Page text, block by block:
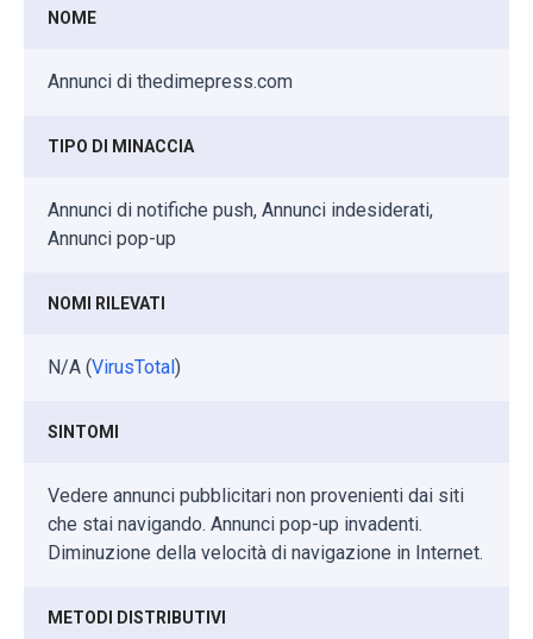
NOME
Annunci di thedimepress.com
TIPO DI MINACCIA
Annunci di notifiche push, Annunci indesiderati,
Annunci pop-up
NOMI RILEVATI
N/A (VirusTotal )
SINTOMI
Vedere annunci pubblicitari non provenienti dai siti
che stai navigando. Annunci pop-up invadenti.
Diminuzione della velocità di navigazione in Internet.
METODI DISTRIBUTIVI